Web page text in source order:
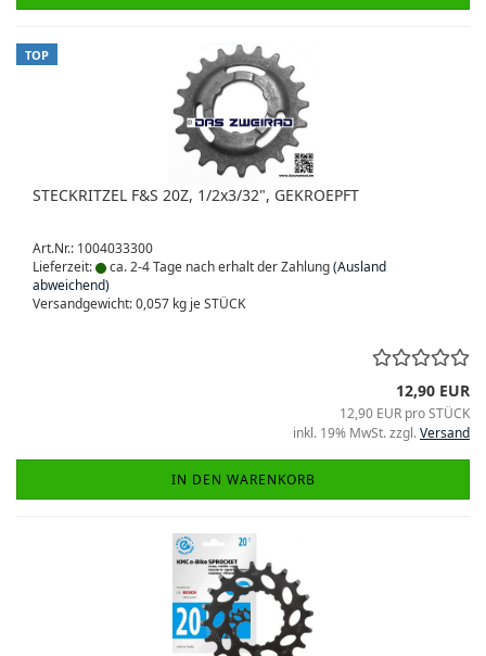
TOP
STECKRITZEL F&S 20Z, 1/2x3/32", GEKROEPFT
Art.Nr.: 1004033300
Lieferzeit:
ca. 2-4 Tage nach erhalt der Zahlung(Ausland
abweichend)
Versandgewicht:0,057 kg je STÜCK
12,90 EUR
12,90 EUR pro STÜCK
inkl. 19% MwSt. zzgl.Versand
IN DEN WARENKORB